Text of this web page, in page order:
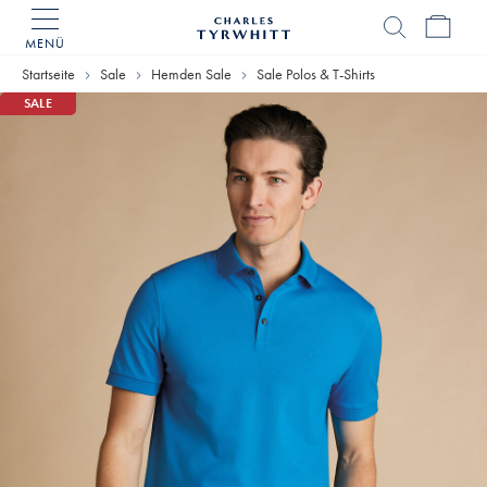
MENÜ
Home
Startseite Sale Hemden Sale Sale Polos & T-Shirts
SALE